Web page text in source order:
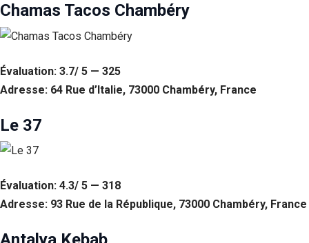
Chamas Tacos Chambéry
Évaluation: 3.7/ 5 — 325
Adresse: 64 Rue d’Italie, 73000 Chambéry, France
Le 37
Évaluation: 4.3/ 5 — 318
Adresse: 93 Rue de la République, 73000 Chambéry, France
Nécessaire
sont pas
sont
nécessaires au
fonctionnement